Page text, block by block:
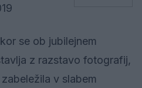
se ob jubilejnem
z razstavo fotografij,
v slabem